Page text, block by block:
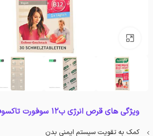
ویژگی های قرص انرژی ب12 سوفورت تاکسوفیت :
کمک به تقویت سیستم ایمنی بدن